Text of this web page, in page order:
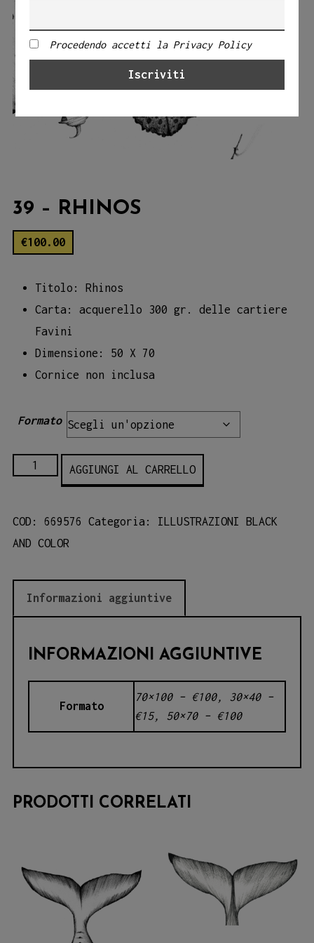
39 – RHINOS
€100.00
Titolo: Rhinos
Carta: acquerello 300 gr. delle cartiere
Favini
Dimensione: 50 X 70
Cornice non inclusa
Formato
quantità
AGGIUNGI AL CARRELLO
COD: 669576 Categoria: ILLUSTRAZIONI BLACK
AND COLOR
Informazioni aggiuntive
INFORMAZIONI AGGIUNTIVE
Formato
70×100 – €100, 30×40 –
€15, 50×70 – €100
PRODOTTI CORRELATI
Procedendo accetti la Privacy Policy